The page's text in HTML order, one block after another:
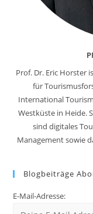
Prof. Dr. Eric Horster
für
International
Westküste in Heide.
sind digitales
Management sowie
Blogbeiträge
E-Mail-Adresse: